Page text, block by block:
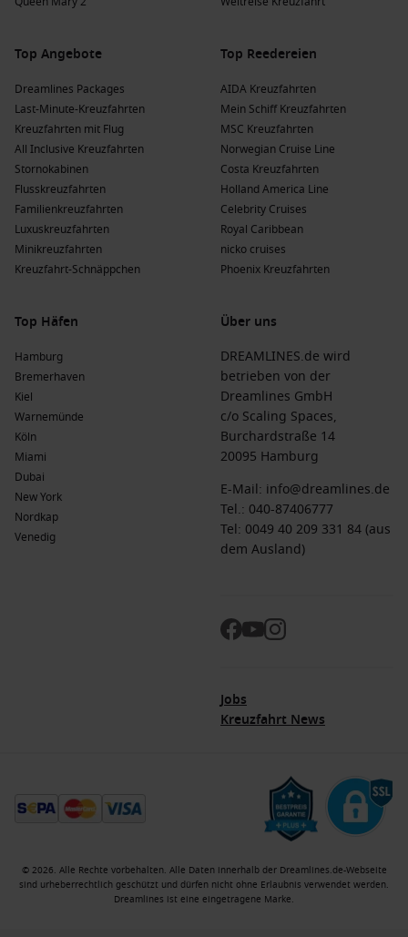
Top Angebote
Dreamlines Packages
Last-Minute-Kreuzfahrten
Kreuzfahrten mit Flug
All Inclusive Kreuzfahrten
Stornokabinen
Flusskreuzfahrten
Familienkreuzfahrten
Luxuskreuzfahrten
Minikreuzfahrten
Kreuzfahrt-Schnäppchen
Top Reedereien
AIDA Kreuzfahrten
Mein Schiff Kreuzfahrten
MSC Kreuzfahrten
Norwegian Cruise Line
Costa Kreuzfahrten
Holland America Line
Celebrity Cruises
Royal Caribbean
nicko cruises
Phoenix Kreuzfahrten
Top Häfen
Hamburg
Bremerhaven
Kiel
Warnemünde
Köln
Miami
Dubai
New York
Nordkap
Venedig
Über uns
DREAMLINES.de wird
betrieben von der
Dreamlines GmbH
c/o Scaling Spaces,
Burchardstraße 14
20095 Hamburg
E-Mail: info@dreamlines.de
Tel.: 040-87406777
Tel: 0049 40 209 331 84 (aus
dem Ausland)
Jobs
Kreuzfahrt News
© 2026. Alle Rechte vorbehalten. Alle Daten innerhalb der Dreamlines.de-Webseite
sind urheberrechtlich geschützt und dürfen nicht ohne Erlaubnis verwendet werden.
Dreamlines ist eine eingetragene Marke.